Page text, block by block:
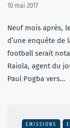
10 mai 2017
Neuf mois après,
d’une enquête de
football serait
Raiola, agent du
Paul Pogba vers…
EMISSIONS